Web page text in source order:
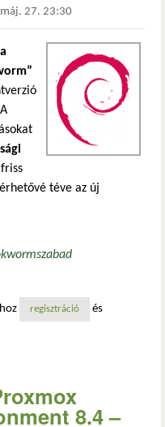
27. 23:30
hivatkozás)
a
téve az új
szabad
„bookworm” tartalommal
regisztráció és
8.4 –